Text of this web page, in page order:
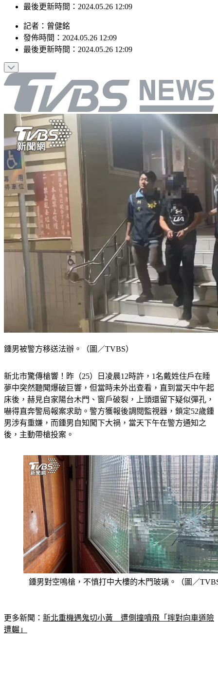
最後更新時間：2024.05.26 12:09
記者 ： 曾健銘
發佈時間： 2024.05.26 12:09
最後更新時間： 2024.05.26 12:09
鍾男被警方移送法辦。（圖／TVBS）
新北市驚傳槍響！昨（25）日凌晨12時許，1名戴姓住戶在睡
夢中突然聽聞爆破巨響，但當時未外出查看，直到當天中午起
床後，赫見自家陽台木門、窗戶破裂，上頭還留下疑似彈孔，
嚇得直奔警局報案求助。警方獲報後調閱監視器，鎖定52歲鍾
男涉有重嫌，而鍾男自知闖下大禍，當天下午在警方通知之
後，主動帶槍投案。
鍾男對空鳴槍，不慎打中大樓的木門玻璃。（圖／
更多新聞： 新北重機遇鬼切小黃　遭側撞噴飛「摔對向車道險
遭輾」